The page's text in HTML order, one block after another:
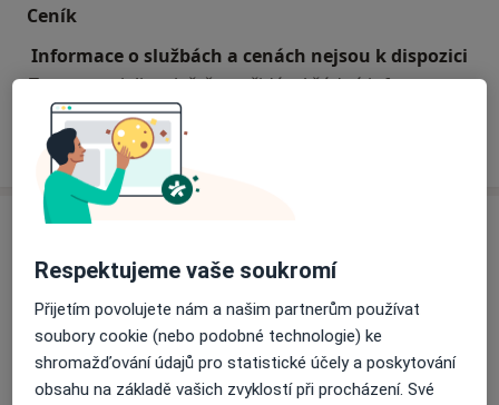
Ceník
Informace o službách a cenách nejsou k dispozici
Tento specialista ještě nepřidával žádné informace o
Adresa
Dent 22
Nové náměstí 2A, Praha104 00
Přiblížit mapuse otevře v nové záložce
Respektujeme vaše soukromí
Přijetím povolujete nám a našim partnerům používat
soubory cookie (nebo podobné technologie) ke
shromažďování údajů pro statistické účely a poskytování
obsahu na základě vašich zvyklostí při procházení. Své